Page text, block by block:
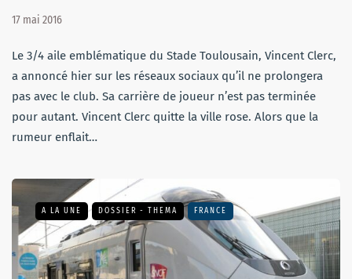
17 mai 2016
Le 3/4 aile emblématique du Stade Toulousain, Vincent Clerc,
a annoncé hier sur les réseaux sociaux qu’il ne prolongera
pas avec le club. Sa carrière de joueur n’est pas terminée
pour autant. Vincent Clerc quitte la ville rose. Alors que la
rumeur enflait…
A LA UNE DOSSIER - THEMA FRANCE